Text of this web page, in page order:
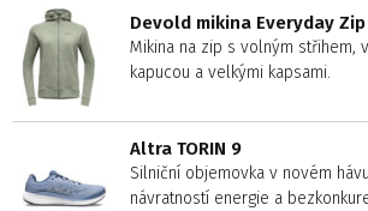
Devold mikina Everyday
Mikina na zip s volným střihem,
kapucou a velkými kapsami.
Altra TORIN 9
Silniční objemovka v novém
návratností energie a